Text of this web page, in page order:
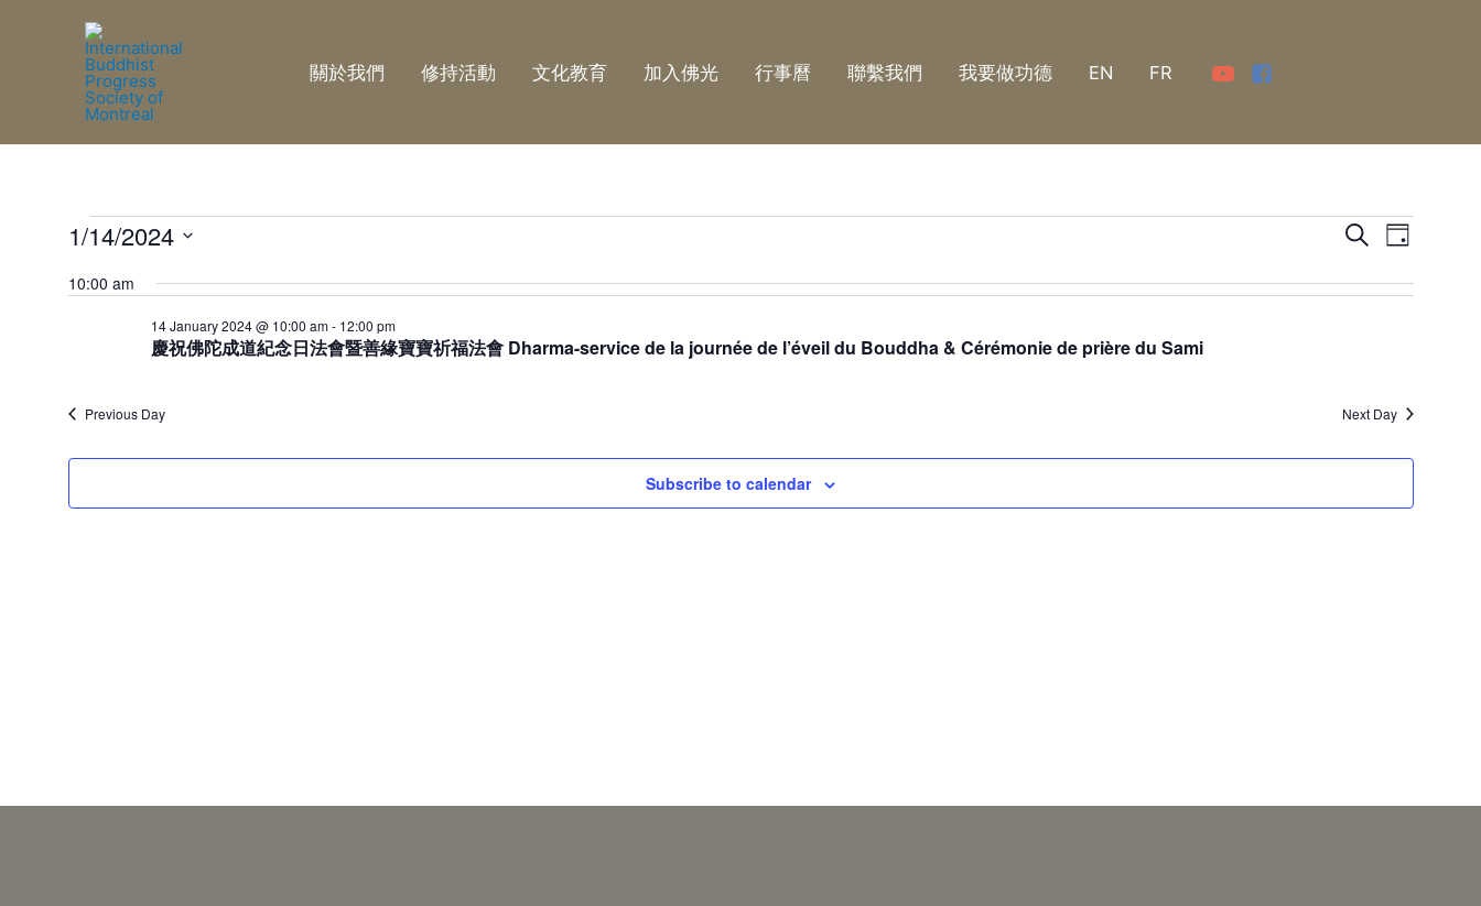
關於我們 修持活動 文化教育 加入佛光 行事曆 聯繫我們 我要做功德 EN FR
Events
for
January
2024
Events
Search
SearchEvent
Views
Day
1/14/2024
date.
10:00 am
慶祝佛陀成道紀念日法會暨善緣寶寶祈福法會 Dharma-service de la journée de l’éveil du Bouddha & Cérémonie de prière du Sami
14 January 2024 @ 10:00 am- 12:00 pm
Previous Day Next Day
Subscribe to calendar